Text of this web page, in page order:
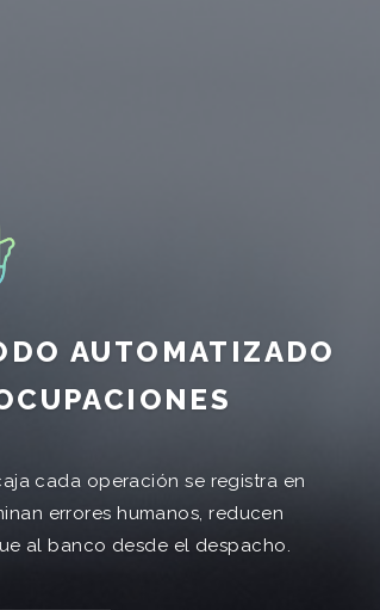
AUTOMATIZADO
cada operación se registra en
errores humanos, reducen
al banco desde el despacho.